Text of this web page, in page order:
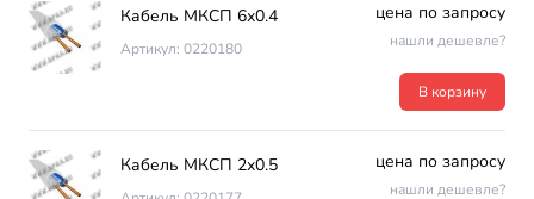
Кабель МКСП 6х0.4
Артикул: 0220180
цена по запросу
нашли дешевле?
В корзину
Кабель МКСП 2х0.5 цена по запросу
нашли дешевле?